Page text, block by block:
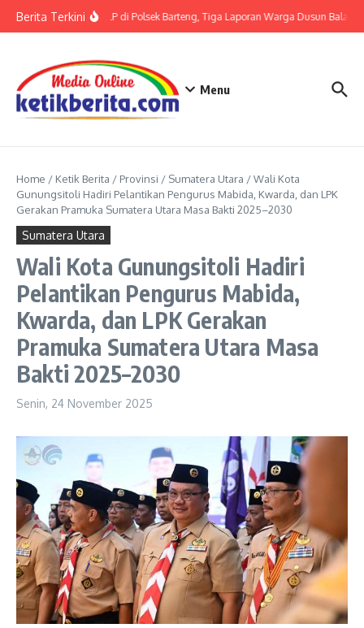
Berita TerkiniTerkait LP di Polsek Barteng, Tiga Laporan Warga Dusun Balaka
Menu
Home / Ketik Berita / Provinsi / Sumatera Utara /Wali Kota
Gunungsitoli Hadiri Pelantikan Pengurus Mabida, Kwarda, dan LPK
Gerakan Pramuka Sumatera Utara Masa Bakti 2025–2030
Sumatera Utara
Wali Kota Gunungsitoli Hadiri
Pelantikan Pengurus Mabida,
Kwarda, dan LPK Gerakan
Pramuka Sumatera Utara Masa
Bakti 2025–2030
Senin, 24 November 2025